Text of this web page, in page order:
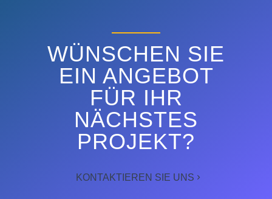
WÜNSCHEN SIE
EIN ANGEBOT
FÜR IHR
NÄCHSTES
PROJEKT?
KONTAKTIEREN SIE UNS